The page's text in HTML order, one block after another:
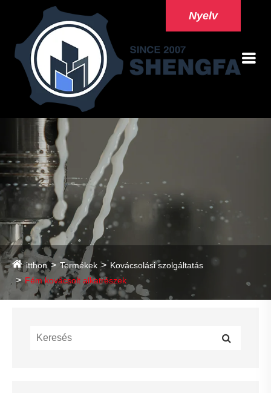
Nyelv
itthon Termékek
Kovácsolási szolgáltatás
Fém kovácsolt alkatrészek